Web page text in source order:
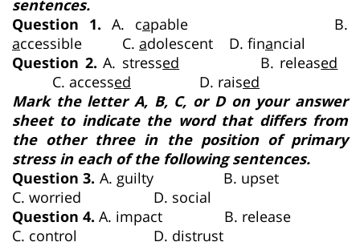
sentences.
Question 1. A. capable B.
accessible C. adolescent D. financial
Question 2. A. stressed B. released
C. accessed D. raised
Mark the letter A, B, C, or D on your answer
sheet to indicate the word that differs from
the other three in the position of primary
stress in each of the following sentences.
Question 3. A. guilty B. upset
C. worried D. social
Question 4. A. impact B. release
C. control D. distrust